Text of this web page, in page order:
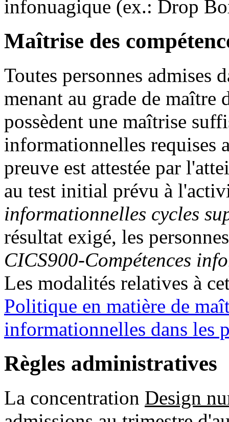
infonuagique (ex.: Drop
Maîtrise des
Toutes personnes admises
menant au grade de
possèdent une maîtrise
informationnelles requises
preuve est attestée par
au test initial prévu à
informationnelles cycles
résultat exigé, les
CICS900-Compétences
Les modalités relatives à
Politique en matière de
informationnelles dans les
Règles administratives
La concentration Design